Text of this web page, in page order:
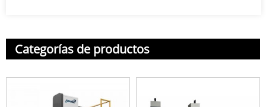
Categorías de productos